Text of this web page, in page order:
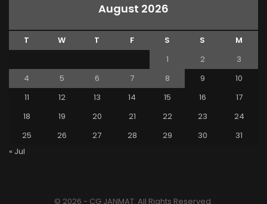
August 2026
T W T F S S
M
1
2
3
4
5 6 7 8 9
10
11
12 13 14 15 16
17
18
19 20 21 22 23
24
25
26 27 28 29 30
31
« Jul
© 2026 - CG JANMAT. All Rights Reserved.